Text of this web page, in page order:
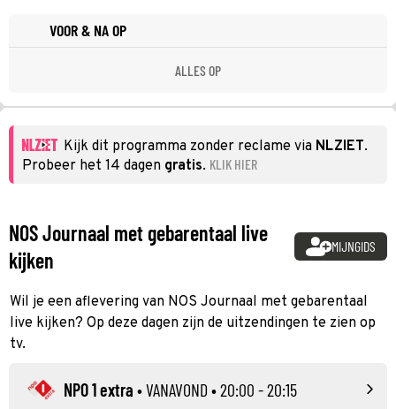
VOOR & NA OP
ALLES OP
Kijk dit programma zonder reclame via NLZIET.
Probeer het 14 dagen gratis. KLIK HIER
NOS Journaal met gebarentaal live
kijken
MIJNGIDS
Wil je een aflevering van NOS Journaal met gebarentaal
live kijken? Op deze dagen zijn de uitzendingen te zien op
tv.
NPO 1 extra •VANAVOND • 20:00 - 20:15